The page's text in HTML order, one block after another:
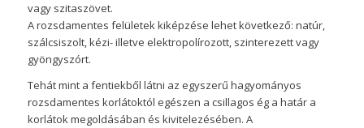
vagy szitaszövet.
A rozsdamentes felületek kiképzése lehet következő: natúr,
szálcsiszolt, kézi- illetve elektropolírozott, szinterezett vagy
gyöngyszórt.
Tehát mint a fentiekből látni az egyszerű hagyományos
rozsdamentes korlátoktól egészen a csillagos ég a határ a
korlátok megoldásában és kivitelezésében. A